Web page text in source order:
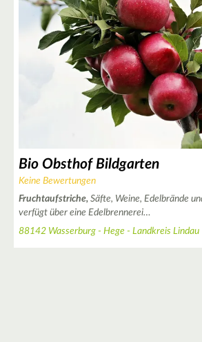
Bio Obsthof Bildgarten
Keine Bewertungen
Fruchtaufstriche, Säfte, Weine, Edelbrände
verfügt über eine Edelbrennerei…
88142 Wasserburg - Hege - Landkreis Lindau